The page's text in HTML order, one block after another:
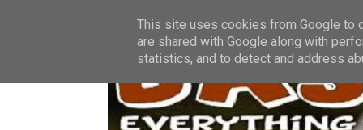
Friday, August 7. Ποιοί Είμαστε Όροι Χρήσης
This site uses cookies from Google to
are shared with Google along with
statistics, and to detect and address